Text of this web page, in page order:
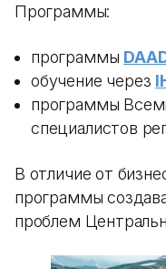
Программы:
программы
обучение через
программы
специалистов
В отличие от
программы
проблем